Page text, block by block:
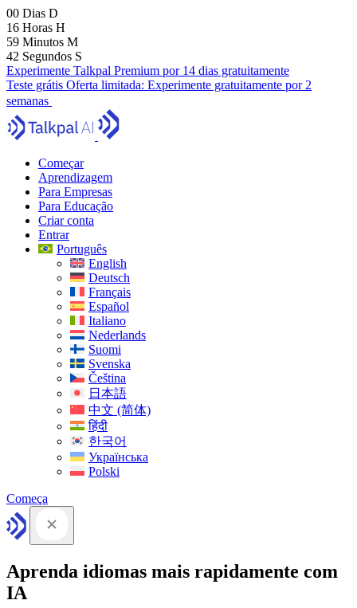
00 Dias D
16 Horas H
59 Minutos M
41 Segundos S
Experimente Talkpal Premium por 14 dias gratuitamente
Teste grátis Oferta limitada: Experimente gratuitamente por 2
semanas
Começar
Aprendizagem
Para Empresas
Para Educação
Criar conta
Entrar
Português
English
Deutsch
Français
Español
Italiano
Nederlands
Suomi
Svenska
Čeština
日本語
中文 (简体)
हिंदी
한국어
Українська
Polski
Começa
Aprenda idiomas mais rapidamente com
IA